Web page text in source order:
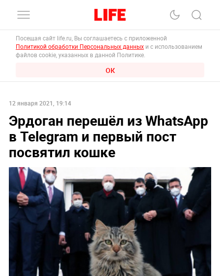
Посещая сайт life.ru, Вы соглашаетесь с приложенной
Политикой обработки Персональных данных и с использованием
файлов cookie, указанных в данной Политике.
ОК
12 января 2021, 19:14
Эрдоган перешёл из WhatsApp
в Telegram и первый пост
посвятил кошке